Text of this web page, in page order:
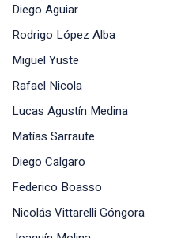
Diego Aguiar
Rodrigo López Alba
Miguel Yuste
Rafael Nicola
Lucas Agustín Medina
Matías Sarraute
Diego Calgaro
Federico Boasso
Nicolás Vittarelli Góngora